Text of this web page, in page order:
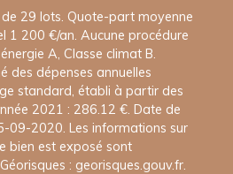
29 lots. Quote-part moyenne
1 200 €/an. Aucune procédure
A, Classe climat B.
des dépenses annuelles
standard, établi à partir des
2021 : 286.12 €. Date de
09-2020. Les informations sur
bien est exposé sont
: georisques.gouv.fr.